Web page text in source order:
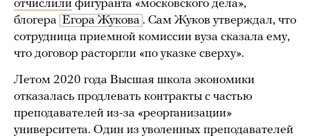
отчислили фигуранта «московского дела»,
блогера Егора Жукова . Сам Жуков утверждал, что
сотрудница приемной комиссии вуза сказала ему,
что договор расторгли «по указке сверху».
Летом 2020 года Высшая школа экономики
отказалась продлевать контракты с частью
преподавателей из-за «реорганизации»
университета. Один из уволенных преподавателей